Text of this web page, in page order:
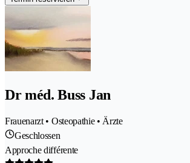
Dr méd. Buss Jan
Frauenarzt • Osteopathie • Ärzte
Geschlossen
Approche différente